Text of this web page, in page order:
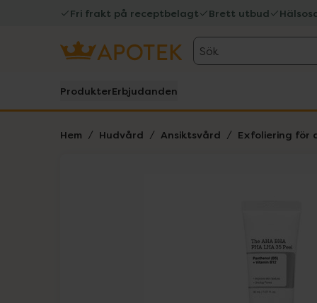
Fri frakt på receptbelagt Brett utbud
Sök
ProdukterErbjudanden
Hem Hudvård Ansiktsvård Exfoliering för